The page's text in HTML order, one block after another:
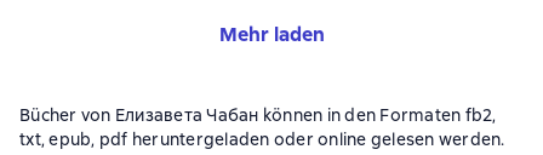
Mehr laden
Bücher von Елизавета Чабан können in den Formaten fb2,
txt, epub, pdf heruntergeladen oder online gelesen werden.